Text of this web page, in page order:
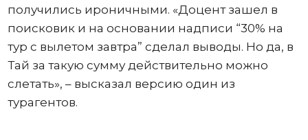
получились ироничными. «Доцент зашел в
поисковик и на основании надписи “30% на
тур с вылетом завтра” сделал выводы. Но да, в
Тай за такую сумму действительно можно
слетать», – высказал версию один из
турагентов.